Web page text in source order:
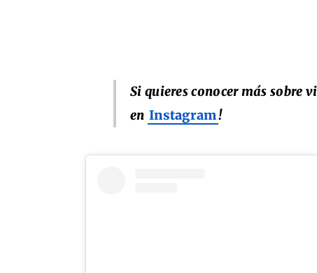
Si quieres conocer más sobre
en Instagram!